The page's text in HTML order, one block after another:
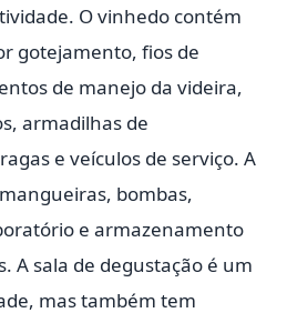
O vinhedo contém
gotejamento, fios de
de manejo da videira,
armadilhas de
e veículos de serviço. A
bombas,
e armazenamento
A sala de degustação é um
mas também tem